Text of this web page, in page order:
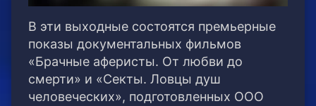
В эти выходные состоятся премьерные
показы документальных фильмов
«Брачные аферисты. От любви до
смерти» и «Секты. Ловцы душ
человеческих», подготовленных ООО